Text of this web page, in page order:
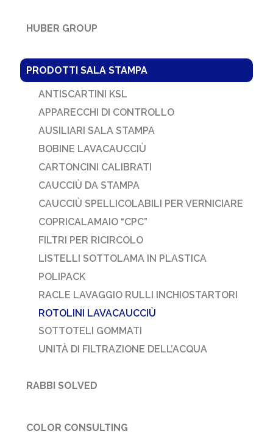
HUBER GROUP
PRODOTTI SALA STAMPA
ANTISCARTINI KSL
APPARECCHI DI CONTROLLO
AUSILIARI SALA STAMPA
BOBINE LAVACAUCCIÙ
CARTONCINI CALIBRATI
CAUCCIÙ DA STAMPA
CAUCCIÙ SPELLICOLABILI PER VERNICIARE
COPRICALAMAIO “CPC”
FILTRI PER RICIRCOLO
LISTELLI SOTTOLAMA IN PLASTICA
POLIPACK
RACLE LAVAGGIO RULLI INCHIOSTARTORI
ROTOLINI LAVACAUCCIÙ
SOTTOTELI GOMMATI
UNITÀ DI FILTRAZIONE DELL’ACQUA
RABBI SOLVED
COLOR CONSULTING